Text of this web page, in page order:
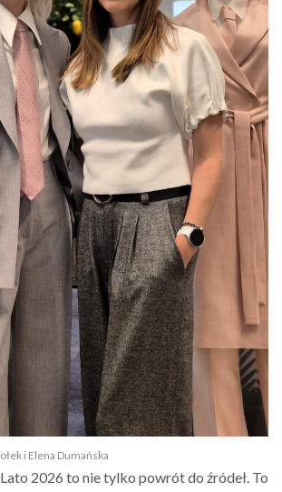
i Elena Dumańska
2026 to nie tylko powrót do źródeł. To